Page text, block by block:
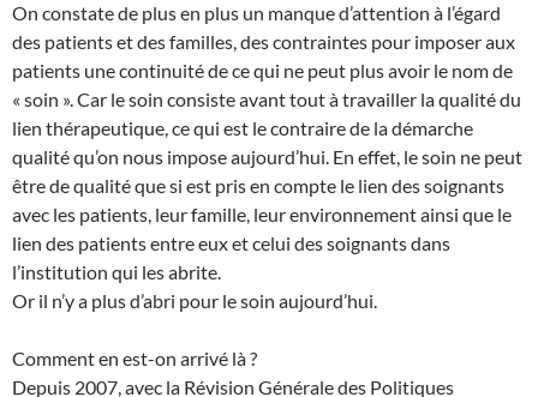
On constate de plus en plus un manque d’attention à l’égard
des patients et des familles, des contraintes pour imposer aux
patients une continuité de ce qui ne peut plus avoir le nom de
« soin ». Car le soin consiste avant tout à travailler la qualité du
lien thérapeutique, ce qui est le contraire de la démarche
qualité qu’on nous impose aujourd’hui. En effet, le soin ne peut
être de qualité que si est pris en compte le lien des soignants
avec les patients, leur famille, leur environnement ainsi que le
lien des patients entre eux et celui des soignants dans
l’institution qui les abrite.
Or il n’y a plus d’abri pour le soin aujourd’hui.
Comment en est-on arrivé là ?
Depuis 2007, avec la Révision Générale des Politiques